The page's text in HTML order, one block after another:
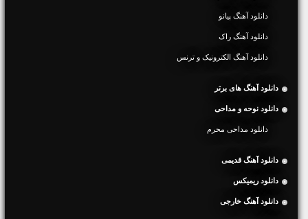
دانلود آهنگ پیانو
دانلود آهنگ راک
دانلود آهنگ الکترونیک و ترنس
دانلود آهنگ های برتر
دانلود نوحه و مداحی
دانلود مداحی محرم
دانلود آهنگ قدیمی
دانلود ریمیکس
دانلود آهنگ خارجی